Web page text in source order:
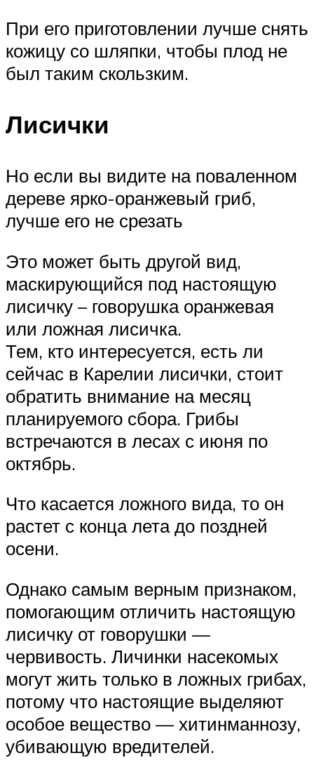
При его приготовлении лучше снять
кожицу со шляпки, чтобы плод не
был таким скользким.
Лисички
Но если вы видите на поваленном
дереве ярко-оранжевый гриб,
лучше его не срезать
Это может быть другой вид,
маскирующийся под настоящую
лисичку – говорушка оранжевая
или ложная лисичка.
Тем, кто интересуется, есть ли
сейчас в Карелии лисички, стоит
обратить внимание на месяц
планируемого сбора. Грибы
встречаются в лесах с июня по
октябрь.
Что касается ложного вида, то он
растет с конца лета до поздней
осени.
Однако самым верным признаком,
помогающим отличить настоящую
лисичку от говорушки —
червивость. Личинки насекомых
могут жить только в ложных грибах,
потому что настоящие выделяют
особое вещество — хитинманнозу,
убивающую вредителей.